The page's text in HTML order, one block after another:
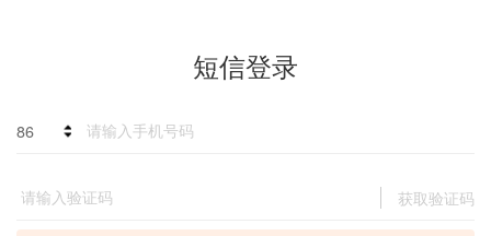
短信登录
86
获取验证码